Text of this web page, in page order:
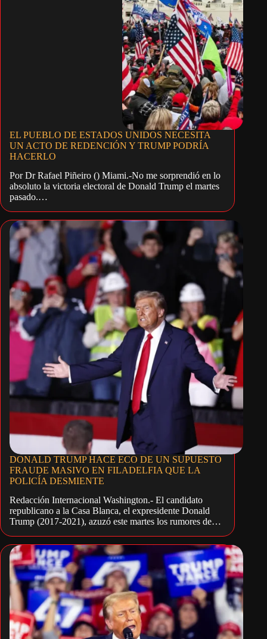
EL PUEBLO DE ESTADOS UNIDOS NECESITA
UN ACTO DE REDENCIÓN Y TRUMP PODRÍA
HACERLO
Por Dr Rafael Piñeiro () Miami.-No me sorprendió en lo
absoluto la victoria electoral de Donald Trump el martes
pasado.…
DONALD TRUMP HACE ECO DE UN SUPUESTO
FRAUDE MASIVO EN FILADELFIA QUE LA
POLICÍA DESMIENTE
Redacción Internacional Washington.- El candidato
republicano a la Casa Blanca, el expresidente Donald
Trump (2017-2021), azuzó este martes los rumores de…